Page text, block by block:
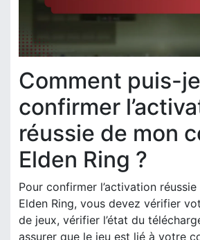
Comment puis-je
confirmer
réussie de mon
Elden Ring ?
Pour confirmer l’activation
Elden Ring, vous devez vérifier
de jeux, vérifier l’état du
assurer que le jeu est lié à votre